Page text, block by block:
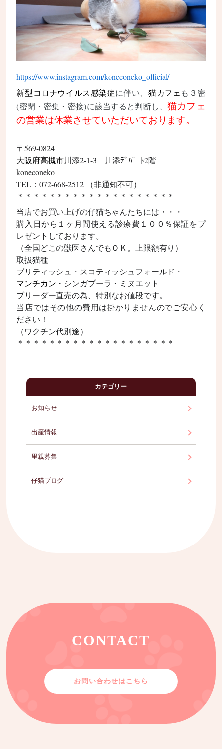
https://www.instagram.com/koneconeko_official/
新型コロナウイルス感染症に伴い、 猫カフェ も３密
(密閉・密集・密接)に該当すると判断し、 猫カフェ
の営業は休業させていただいております。
〒569-0824
大阪府高槻市川添2-1-3 川添ﾃﾞﾊﾟｰﾄ2階
koneconeko
TEL：072-668-2512 （非通知不可）
＊＊＊＊＊＊＊＊＊＊＊＊＊＊＊＊＊＊＊＊
当店でお買い上げの仔猫ちゃんたちには・・・
購入日から１ヶ月間使える診療費１００％保証をプ
レゼントしております。
（全国どこの獣医さんでもＯＫ。上限額有り）
取扱猫種
ブリティッシュ・スコティッシュフォールド ・
マンチカン ・シンガプーラ・ミヌエット
ブリーダー直売の為、特別なお値段です。
当店ではその他の費用は掛かりませんのでご安心く
ださい！
（ワクチン代別途）
＊＊＊＊＊＊＊＊＊＊＊＊＊＊＊＊＊＊＊＊
カテゴリー
お知らせ
出産情報
里親募集
仔猫ブログ
CONTACT
お問い合わせはこちら